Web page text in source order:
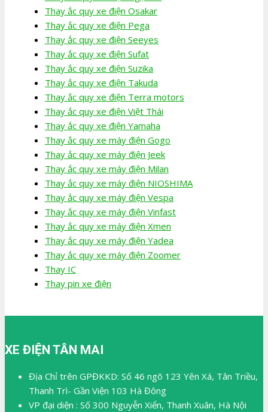
Thay ắc quy xe điện Osakar
Thay ắc quy xe điện Pega
Thay ắc quy xe điện Seeyes
Thay ắc quy xe điện Sufat
Thay ắc quy xe điện Suzika
Thay ắc quy xe điện Takuda
Thay ắc quy xe điện Terra motors
Thay ắc quy xe điện Việt Thái
Thay ắc quy xe điện Yamaha
Thay ắc quy xe máy điện Gogo
Thay ắc quy xe máy điện Jeek
Thay ắc quy xe máy điện Milan
Thay ắc quy xe máy điện NIOSHIMA
Thay ắc quy xe máy điện Vespa
Thay ắc quy xe máy điện Vinfast
Thay ắc quy xe máy điện Xmen
Thay ắc quy xe máy điện Yadea
Thay ắc quy xe máy điện Zoomer
Thay IC
Thay pin xe điện
XE ĐIỆN TÂN MAI
Địa Chỉ trên GPĐKKD: Số 46 ngõ 123 Yên Xá, Tân Triều,
Thanh Trì- Gần Viện 103 Hà Đông
VP đại diện : Số 300 Nguyễn Xiển, Thanh Xuân, Hà Nội